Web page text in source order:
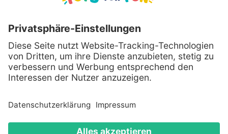
Sicher bezahlen mit:
Alle genannten Produkte und Logos sind eingetragene
Warenzeichen der jeweiligen Hersteller.